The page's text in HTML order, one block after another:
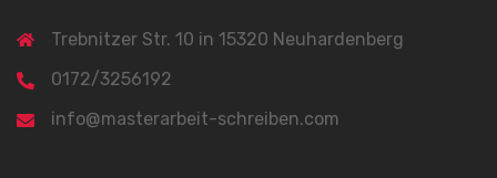
Trebnitzer Str. 10 in 15320 Neuhardenberg
0172/3256192
info@masterarbeit-schreiben.com